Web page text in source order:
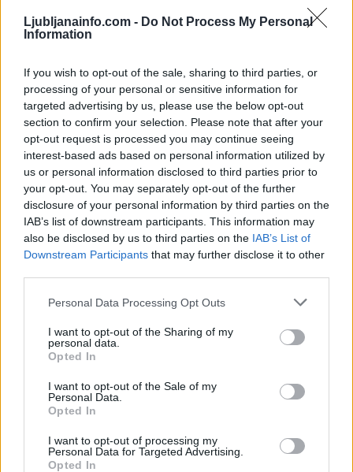
Ljubljanainfo.com - Do Not Process My Personal
Information
If you wish to opt-out of the sale, sharing to third parties, or
processing of your personal or sensitive information for
targeted advertising by us, please use the below opt-out
section to confirm your selection. Please note that after your
opt-out request is processed you may continue seeing
interest-based ads based on personal information utilized by
us or personal information disclosed to third parties prior to
your opt-out. You may separately opt-out of the further
disclosure of your personal information by third parties on the
IAB’s list of downstream participants. This information may
also be disclosed by us to third parties on the IAB’s List of
Downstream Participants that may further disclose it to other
Personal Data Processing Opt Outs
I want to opt-out of the Sharing of my
personal data.
Opted In
I want to opt-out of the Sale of my
Personal Data.
Opted In
I want to opt-out of processing my
Personal Data for Targeted Advertising.
Opted In
Scena14 ur nazaj
Prikaži več
Želiš biti vedno na tekočem? Prijavi se na novice in dvakrat
tedensko v svoj email nabiralnik prejmi pregled svežih novic.
E-naslov
CAPTCHA
Nisem robot
Naročite se
zanimati? Najboljše nagradimo.
Moji Mediji d.o.o.
dolenjskainfo.com•ljubljanainfo.com•gorenjskainfo.com•
Prijavi se na cajtng